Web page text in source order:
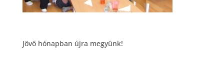
Jövő hónapban újra megyünk!